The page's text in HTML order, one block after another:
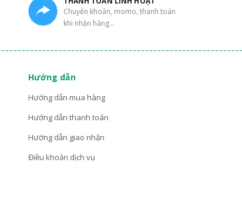
Chuyển khoản, momo, thanh toán
khi nhận hàng...
Hướng dẫn
Hướng dẫn mua hàng
Hướng dẫn thanh toán
Hướng dẫn giao nhận
Điều khoản dịch vụ